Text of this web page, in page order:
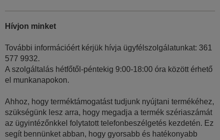
Hívjon minket
További információért kérjük hívja ügyfélszolgálatunkat: 361
577 9932.
A szolgáltalás hétfőtől-péntekig 9:00-18:00 óra között érhető
el munkanapokon.
Ahhoz, hogy terméktámogatást tudjunk nyújtani termékéhez,
szükségünk lesz arra, hogy megadja a termék szériaszámát
az ügyintézőnkkel folytatott telefonbeszélgetés kezdetén. Ez
segít bennünket abban, hogy gyorsabb és hatékonyabb